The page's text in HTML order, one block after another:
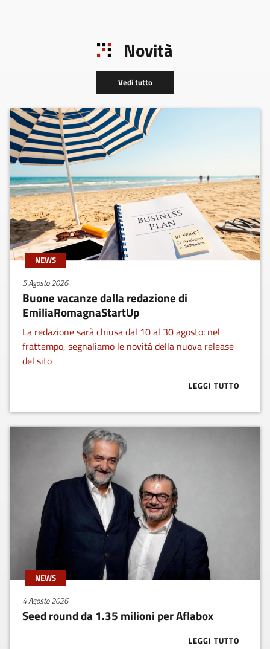
Novità
Vedi tutto
NEWS
5 Agosto 2026
Buone vacanze dalla redazione di
EmiliaRomagnaStartUp
La redazione sarà chiusa dal 10 al 30 agosto: nel
frattempo, segnaliamo le novità della nuova release
del sito
LEGGI TUTTO
ABOUT
NEWS
4 Agosto 2026
Seed round da 1.35 milioni per Aflabox
LEGGI TUTTOABOUT SEED